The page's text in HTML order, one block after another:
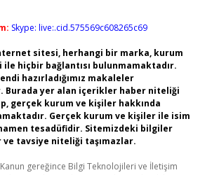
Skype: live:.cid.575569c608265c69
sitesi, herhangi bir marka, kurum
ile hiçbir bağlantısı bulunmamaktadır.
hazırladığımız makaleler
Burada yer alan içerikler haber niteliği
gerçek kurum ve kişiler hakkında
Gerçek kurum ve kişiler ile isim
tesadüfidir. Sitemizdeki bilgiler
tavsiye niteliği taşımazlar.
Kanun gereğince Bilgi Teknolojileri ve İletişim